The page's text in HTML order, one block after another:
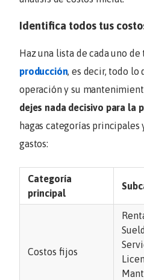
Identifica todos tus
Haz una lista de cada uno de
producción, es decir, todo lo
operación y su
dejes nada decisivo para la
hagas categorías principales
gastos:
Categoría
principal
Costos fijos